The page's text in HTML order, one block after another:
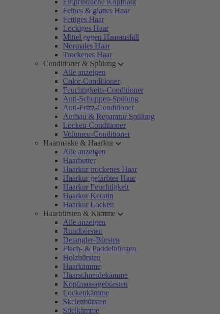
Empfindliche Kopfhaut
Feines & glattes Haar
Fettiges Haar
Lockiges Haar
Mittel gegen Haarausfall
Normales Haar
Trockenes Haar
Conditioner & Spülung
Alle anzeigen
Color-Conditioner
Feuchtigkeits-Conditioner
Anti-Schuppen-Spülung
Anti-Frizz-Conditioner
Aufbau & Reparatur Spülung
Locken-Conditioner
Volumen-Conditioner
Haarmaske & Haarkur
Alle anzeigen
Haarbutter
Haarkur trockenes Haar
Haarkur gefärbtes Haar
Haarkur Feuchtigkeit
Haarkur Keratin
Haarkur Locken
Haarbürsten & Kämme
Alle anzeigen
Rundbürsten
Detangler-Bürsten
Flach- & Paddelbürsten
Holzbürsten
Haarkämme
Haarschneidekämme
Kopfmassagebürsten
Lockenkämme
Skelettbürsten
Stielkämme